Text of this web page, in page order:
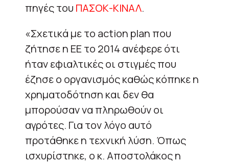
πηγές του ΠΑΣΟΚ-ΚΙΝΑΛ.
«Σχετικά με το action plan που
ζήτησε η ΕΕ το 2014 ανέφερε ότι
ήταν εφιαλτικές οι στιγμές που
έζησε ο οργανισμός καθώς κόπηκε η
χρηματοδότηση και δεν θα
μπορούσαν να πληρωθούν οι
αγρότες. Για τον λόγο αυτό
προτάθηκε η τεχνική λύση. Όπως
ισχυρίστηκε, ο κ. Αποστολάκος η